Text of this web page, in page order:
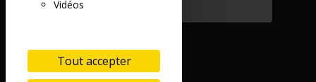
Vidéos
Tout accepter